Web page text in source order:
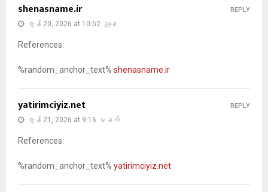
shenasname.ir
ဇွန် 20, 2026 at 10:52 ညနေ
References:
%random_anchor_text% shenasname.ir
REPLY
yatirimciyiz.net
ဇွန် 21, 2026 at 9:16 မနက်
References:
%random_anchor_text% yatirimciyiz.net
REPLY